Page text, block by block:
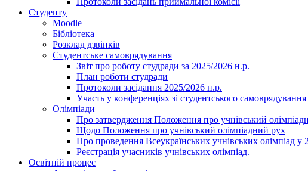
Студенту
Moodle
Бібліотека
Розклад дзвінків
Студентське самоврядування
Звіт про роботу студради за 2025/2026 н.р.
План роботи студради
Протоколи засідання 2025/2026 н.р.
Участь у конференціях зі студентського самоврядування
Олімпіади
Про затвердження Положення про учнівський
Щодо Положення про учнівський олімпіадний рух
Про проведення Всеукраїнських учнівських олімпіад у
Реєстрація учасників учнівських олімпіад.
Освітній процес